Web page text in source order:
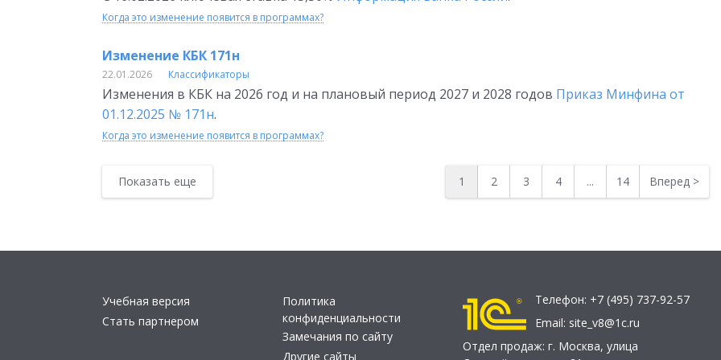
Когда это изменение появится в программах?
Изменение КБК 171н
22.01.2026 Классификаторы
Изменения в КБК на 2026 год и на плановый период 2027 и 2028 годов Приказ Минфина от
01.12.2025 № 171н.
Когда это изменение появится в программах?
Показать еще 1 2 3 4 ... 14 Вперед >
Учебная версия
Стать партнером
Политика
конфиденциальности
Замечания по сайту
Другие сайты
Телефон: +7 (495) 737-92-57
Email: site_v8@1c.ru
Отдел продаж: г. Москва, улица